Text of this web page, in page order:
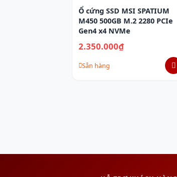
Ổ cứng SSD MSI SPATIUM
M450 500GB M.2 2280 PCIe
Gen4 x4 NVMe
2.350.000₫
Sẵn hàng